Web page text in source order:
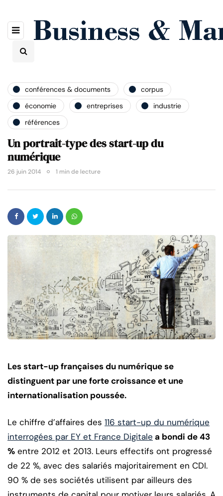
conférences & documents
corpus
économie
entreprises
industrie
références
Un portrait-type des start-up du
numérique
26 juin 2014 1 min de lecture
Les start-up françaises du numérique se
distinguent par une forte croissance et une
internationalisation poussée.
Le chiffre d’affaires des 116 start-up du numérique
interrogées par EY et France Digitale a bondi de 43
% entre 2012 et 2013. Leurs effectifs ont progressé
de 22 %, avec des salariés majoritairement en CDI.
90 % de ses sociétés utilisent par ailleurs des